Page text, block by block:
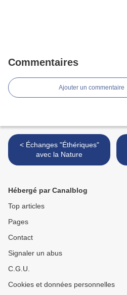
Commentaires
Ajouter un commentaire
< Échanges "Éthériques"
avec la Nature
Hébergé par Canalblog
Top articles
Pages
Contact
Signaler un abus
C.G.U.
Cookies et données personnelles